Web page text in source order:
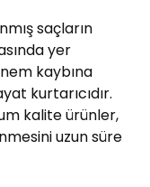
saçların
yer
kaybına
kurtarıcıdır.
kalite ürünler,
uzun süre